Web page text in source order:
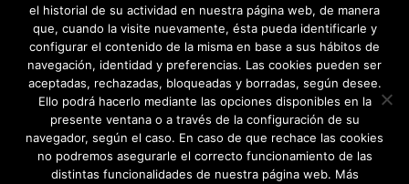
el historial de su actividad en nuestra página web, de manera
que, cuando la visite nuevamente, ésta pueda identificarle y
configurar el contenido de la misma en base a sus hábitos de
navegación, identidad y preferencias. Las cookies pueden ser
aceptadas, rechazadas, bloqueadas y borradas, según desee.
Ello podrá hacerlo mediante las opciones disponibles en la
presente ventana o a través de la configuración de su
navegador, según el caso. En caso de que rechace las cookies
no podremos asegurarle el correcto funcionamiento de las
distintas funcionalidades de nuestra página web. Más